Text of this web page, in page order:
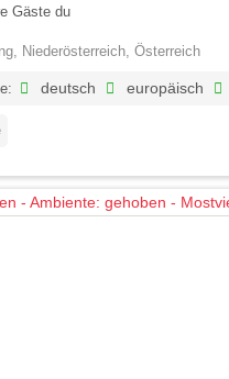
Gäste du
Niederösterreich, Österreich
deutsch europäisch